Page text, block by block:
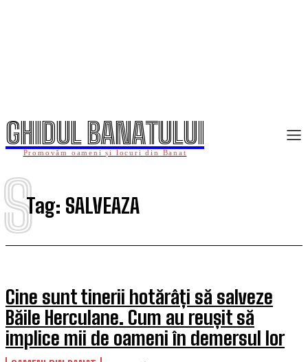
GHIDUL BANATULUI
Promovăm oameni și locuri din Banat
Tag: SALVEAZA
S
Cine sunt tinerii hotărâți să salveze
Băile Herculane. Cum au reușit să
implice mii de oameni în demersul lor